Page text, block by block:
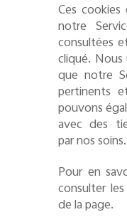
Ces
notre
consultées
cliqué.
que notre
pertinents
pouvons
avec des
par nos soins.
Pour en
consulter
de la page.